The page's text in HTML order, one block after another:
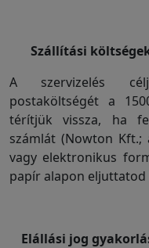
Szállítási
A szervizelés
postaköltségét a
térítjük vissza, ha
számlát (Nowton Kft.;
vagy elektronikus
papír alapon eljuttatod
Elállási jog